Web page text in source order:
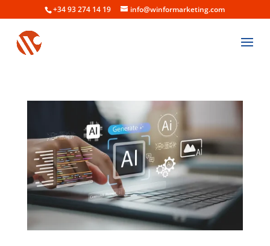
+34 93 274 14 19 info@winformarketing.com